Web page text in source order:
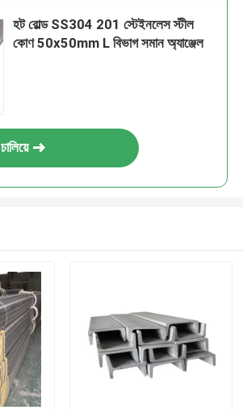
হট রোল্ড SS304 201 স্টেইনলেস স্টীল
কোণ 50x50mm L বিভাগ সমান অ্যাঞ্জেল
চালিয়ে